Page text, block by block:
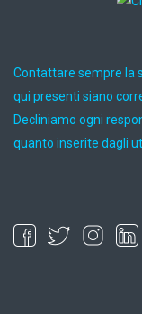
Contattare sempre la
qui presenti siano
Decliniamo ogni
quanto inserite dagli